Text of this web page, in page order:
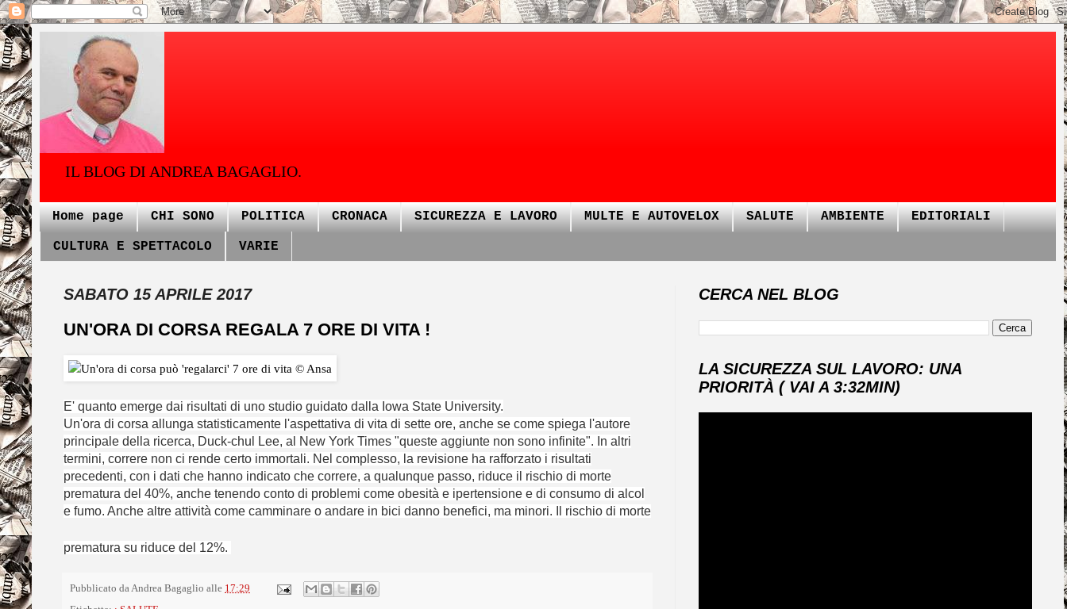
IL BLOG DI ANDREA BAGAGLIO.
Home page CHI SONO POLITICA CRONACA SICUREZZA E LAVORO MULTE E AUTOVELOX SALUTE AMBIENTE EDITORIALI
CULTURA E SPETTACOLO VARIE
SABATO 15 APRILE 2017
UN'ORA DI CORSA REGALA 7 ORE DI VITA !
E' quanto emerge dai risultati di uno studio guidato dalla Iowa State University.
Un'ora di corsa allunga statisticamente l'aspettativa di vita di sette ore, anche se come spiega l'autore
principale della ricerca, Duck-chul Lee, al New York Times "queste aggiunte non sono infinite". In altri
termini, correre non ci rende certo immortali. Nel complesso, la revisione ha rafforzato i risultati
precedenti, con i dati che hanno indicato che correre, a qualunque passo, riduce il rischio di morte
prematura del 40%, anche tenendo conto di problemi come obesità e ipertensione e di consumo di alcol
e fumo. Anche altre attività come camminare o andare in bici danno benefici, ma minori. Il rischio di morte
prematura su riduce del 12%.
Pubblicato daAndrea Bagaglio alle 17:29
CERCA NEL BLOG
LA SICUREZZA SUL LAVORO: UNA
PRIORITÀ ( VAI A 3:32MIN)